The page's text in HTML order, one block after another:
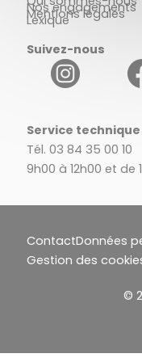
Nos engagements
Mentions légales
Lexique
Suivez-nous
Service technique
Tél. 03 84 35 00 10
9h00 à 12h00 et de
ContactDonnées
Gestion des
©